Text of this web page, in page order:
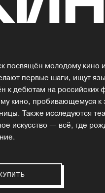
посвящён молодому кино
первые шаги, ищут
к дебютам на российских
кино, пробивающемуся к
Также исследуются
искусство — всё, где